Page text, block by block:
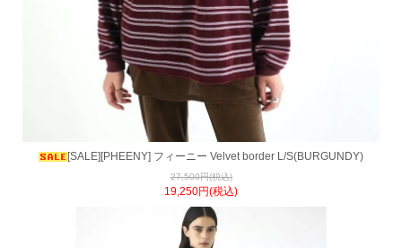
[SALE][PHEENY] フィーニー Velvet border L/S(BURGUNDY)
27,500円(税込)
19,250円(税込)